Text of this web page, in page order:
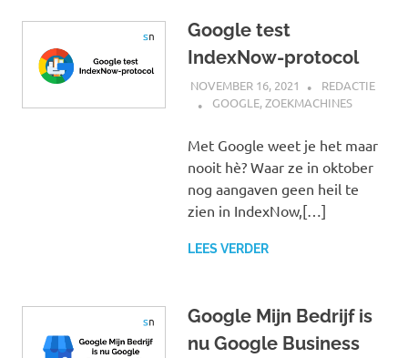
marketing
Google test
IndexNow-protocol
NOVEMBER 16, 2021
REDACTIE
GOOGLE,ZOEKMACHINES
Met Google weet je het maar
nooit hè? Waar ze in oktober
nog aangaven geen heil te
zien in IndexNow,[…]
LEES VERDER
Google Mijn Bedrijf is
nu Google Business